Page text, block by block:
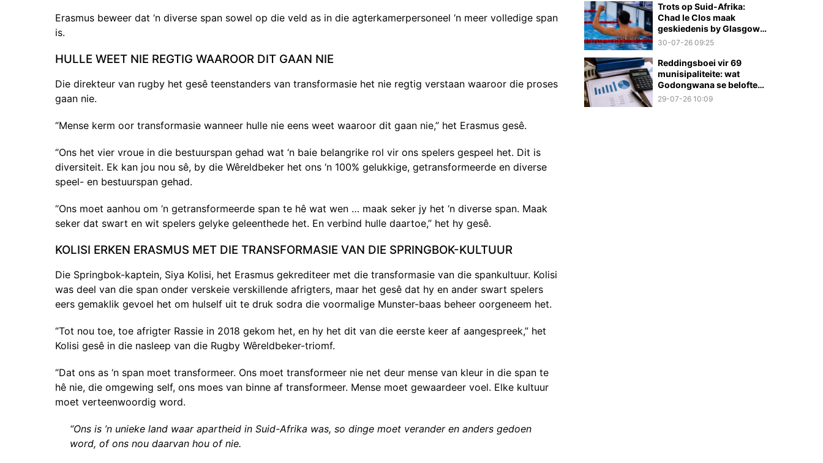
Erasmus beweer dat ‘n diverse span sowel op die veld as in die agterkamerpersoneel ‘n meer volledige span
is.
HULLE WEET NIE REGTIG WAAROOR DIT GAAN NIE
Die direkteur van rugby het gesê teenstanders van transformasie het nie regtig verstaan ​​waaroor die proses
gaan nie.
“Mense kerm oor transformasie wanneer hulle nie eens weet waaroor dit gaan nie,” het Erasmus gesê.
“Ons het vier vroue in die bestuurspan gehad wat ‘n baie belangrike rol vir ons spelers gespeel het. Dit is
diversiteit. Ek kan jou nou sê, by die Wêreldbeker het ons ‘n 100% gelukkige, getransformeerde en diverse
speel- en bestuurspan gehad.
“Ons moet aanhou om ‘n getransformeerde span te hê wat wen … maak seker jy het ‘n diverse span. Maak
seker dat swart en wit spelers gelyke geleenthede het. En verbind hulle daartoe,” het hy gesê.
KOLISI ERKEN ERASMUS MET DIE TRANSFORMASIE VAN DIE SPRINGBOK-KULTUUR
Die Springbok-kaptein, Siya Kolisi, het Erasmus gekrediteer met die transformasie van die spankultuur. Kolisi
was deel van die span onder verskeie verskillende afrigters, maar het gesê dat hy en ander swart spelers
eers gemaklik gevoel het om hulself uit te druk sodra die voormalige Munster-baas beheer oorgeneem het.
“Tot nou toe, toe afrigter Rassie in 2018 gekom het, en hy het dit van die eerste keer af aangespreek,” het
Kolisi gesê in die nasleep van die Rugby Wêreldbeker-triomf.
“Dat ons as ‘n span moet transformeer. Ons moet transformeer nie net deur mense van kleur in die span te
hê nie, die omgewing self, ons moes van binne af transformeer. Mense moet gewaardeer voel. Elke kultuur
moet verteenwoordig word.
“Ons is ’n unieke land waar apartheid in Suid-Afrika was, so dinge moet verander en anders gedoen
word, of ons nou daarvan hou of nie.
Trots op Suid-Afrika:
Chad le Clos maak
geskiedenis by Glasgow
2026
30-07-26 09:25
Reddingsboei vir 69
munisipaliteite: wat
Godongwana se belofte
werklik beteken
29-07-26 10:09